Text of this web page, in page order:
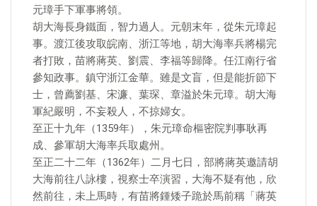
元璋手下軍事將領。
胡大海長身鐵面，智力過人。元朝末年，從朱元璋起
事。渡江後攻取皖南、浙江等地，胡大海率兵將楊完
者打敗，苗將蔣英、劉震、李福等歸降。任江南行省
參知政事。鎮守浙江金華。雖是文盲，但是能折節下
士，曾薦劉基、宋濂、葉琛、章溢於朱元璋。胡大海
軍紀嚴明，不妄殺人，不掠婦女。
至正十九年（1359年），朱元璋命樞密院判事耿再
成、參軍胡大海率兵取處州。
至正二十二年（1362年）二月七日，部將蔣英邀請胡
大海前往八詠樓，視察士卒演習，大海不疑有他，欣
然前往，未上馬時，有苗將鍾矮子跪於馬前稱「蔣英